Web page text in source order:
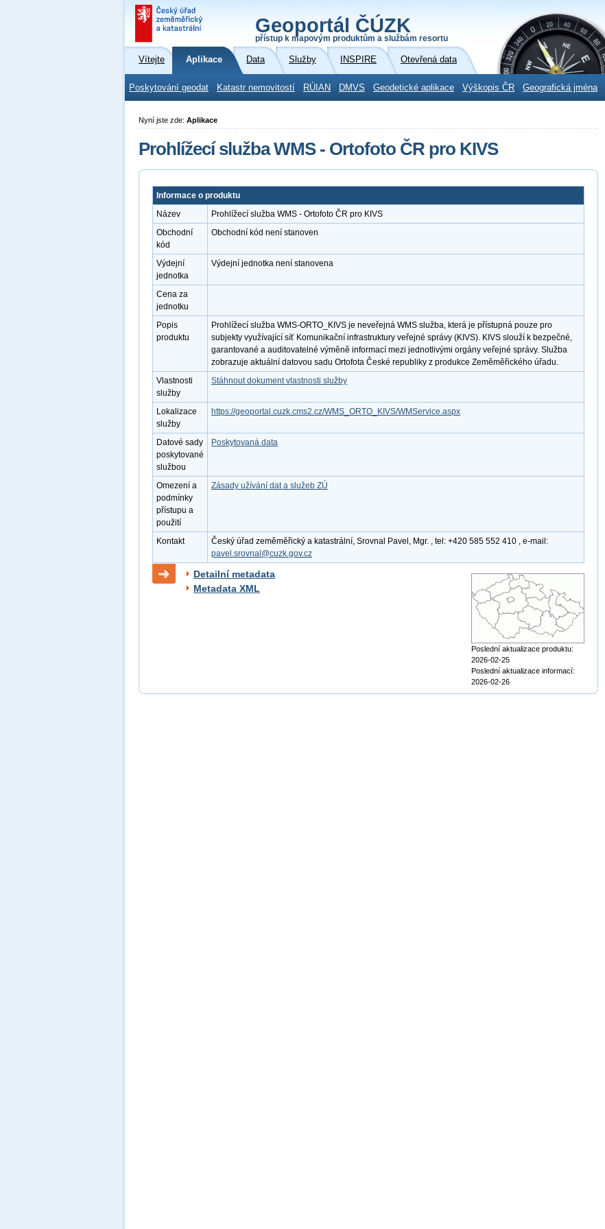
Geoportál ČÚZK
přístup k mapovým produktům a službám resortu
Vítejte Aplikace Data Služby INSPIRE Otevřená data
Poskytování geodat Katastr nemovitostí RÚIAN DMVS Geodetické aplikace Výškopis ČR Geografická jména
Nyní jste zde: Aplikace
Prohlížecí služba WMS - Ortofoto ČR pro KIVS
Informace o produktu
Název
Prohlížecí služba WMS - Ortofoto ČR pro KIVS
Obchodní
kód
Obchodní kód není stanoven
Výdejní
jednotka
Výdejní jednotka není stanovena
Cena za
jednotku
Popis
produktu
Prohlížecí služba WMS-ORTO_KIVS je neveřejná WMS služba, která je přístupná pouze pro
subjekty využívající síť Komunikační infrastruktury veřejné správy (KIVS). KIVS slouží k bezpečné,
garantované a auditovatelné výměně informací mezi jednotlivými orgány veřejné správy. Služba
zobrazuje aktuální datovou sadu Ortofota České republiky z produkce Zeměměřického úřadu.
Vlastnosti
služby
Stáhnout dokument vlastnosti služby
Lokalizace
služby
https://geoportal.cuzk.cms2.cz/WMS_ORTO_KIVS/WMService.aspx
Datové sady
poskytované
službou
Poskytovaná data
Omezení a
podmínky
přístupu a
použití
Zásady užívání dat a služeb ZÚ
Kontakt
Český úřad zeměměřický a katastrální, Srovnal Pavel, Mgr. , tel: +420 585 552 410 , e-mail:
pavel.srovnal@cuzk.gov.cz
Detailní metadata
Metadata XML
Poslední aktualizace produktu:
2026-02-25
Poslední aktualizace informací:
2026-02-26